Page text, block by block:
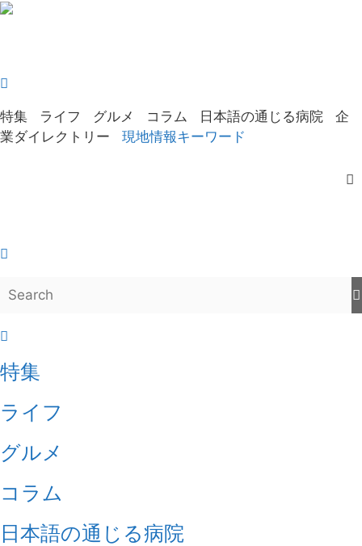
特集 ライフ グルメ コラム 日本語の通じる病院
企
業ダイレクトリー
現地情報キーワード
特集
ライフ
グルメ
コラム
日本語の通じる病院